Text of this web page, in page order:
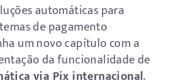
automáticas para
de pagamento
um novo capítulo com a
da funcionalidade de
via Pix internacional.